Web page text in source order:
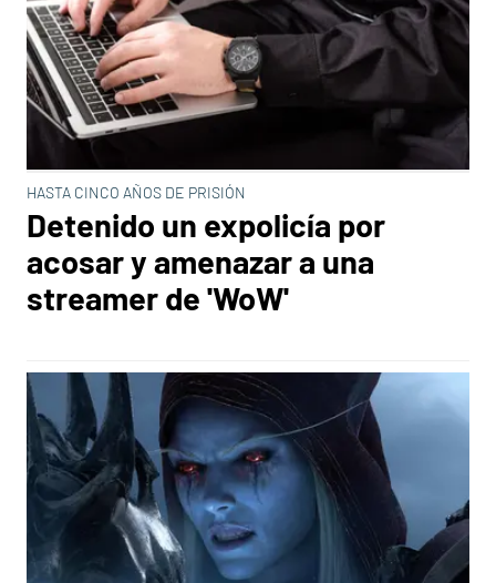
HASTA CINCO AÑOS DE PRISIÓN
Detenido un expolicía por
acosar y amenazar a una
streamer de 'WoW'